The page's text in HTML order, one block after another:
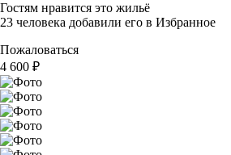
Гостям нравится это жильё
23 человека добавили его в Избранное
Пожаловаться
4 600 ₽